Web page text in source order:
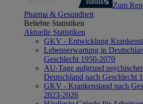
Zum
Pharma & Gesundheit
Beliebte Statistiken
Aktuelle Statistiken
GKV - Entwicklung
Lebenserwartung in
Geschlecht 1950-2070
AU-Tage aufgrund
Deutschland nach Geschlecht
GKV - Krankenstand nach
2023-2026